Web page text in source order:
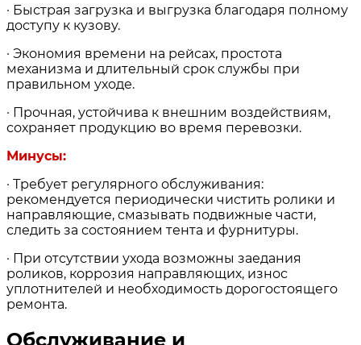
· Быстрая загрузка и выгрузка благодаря полному
доступу к кузову.
· Экономия времени на рейсах, простота
механизма и длительный срок службы при
правильном уходе.
· Прочная, устойчива к внешним воздействиям,
сохраняет продукцию во время перевозки.
Минусы:
· Требует регулярного обслуживания:
рекомендуется периодически чистить ролики и
направляющие, смазывать подвижные части,
следить за состоянием тента и фурнитуры.
· При отсутствии ухода возможны заедания
роликов, коррозия направляющих, износ
уплотнителей и необходимость дорогостоящего
ремонта.
Обслуживание и